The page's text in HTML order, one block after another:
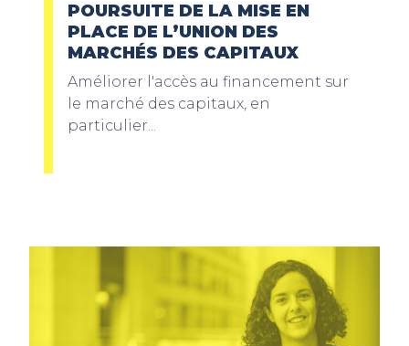
POURSUITE DE LA MISE EN
PLACE DE L’UNION DES
MARCHÉS DES CAPITAUX
Améliorer l'accès au financement sur
le marché des capitaux, en
particulier...